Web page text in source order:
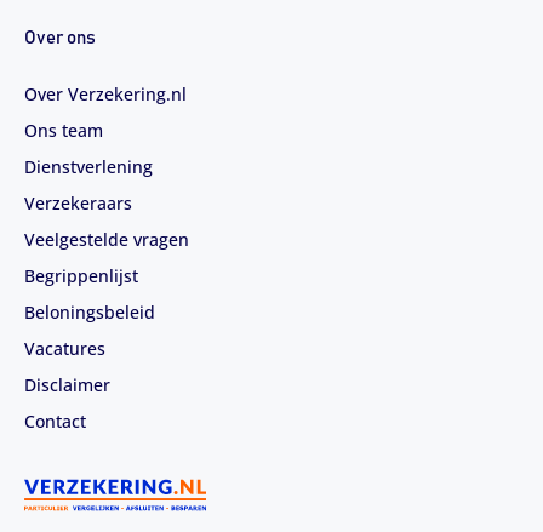
Over ons
Over Verzekering.nl
Ons team
Dienstverlening
Verzekeraars
Veelgestelde vragen
Begrippenlijst
Beloningsbeleid
Vacatures
Disclaimer
Contact